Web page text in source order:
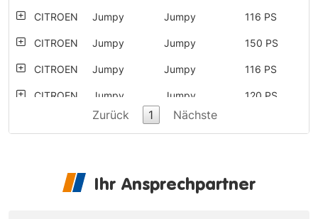
CITROEN Jumpy Jumpy 116 PS
CITROEN Jumpy Jumpy 150 PS
CITROEN Jumpy Jumpy 116 PS
CITROEN Jumpy Jumpy 120 PS
Jumpy Jumpy
CITROEN
Zurück 1 Nächste
Ihr Ansprechpartner